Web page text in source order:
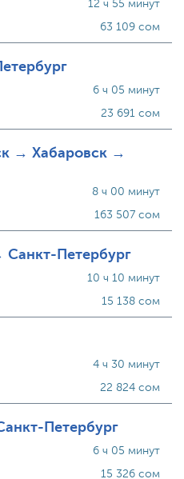
12 ч 55 минут
63 109 сом
6 ч 05 минут
23 691 сом
→ Хабаровск →
8 ч 00 минут
163 507 сом
Петербург
10 ч 10 минут
15 138 сом
4 ч 30 минут
22 824 сом
Петербург
6 ч 05 минут
15 326 сом